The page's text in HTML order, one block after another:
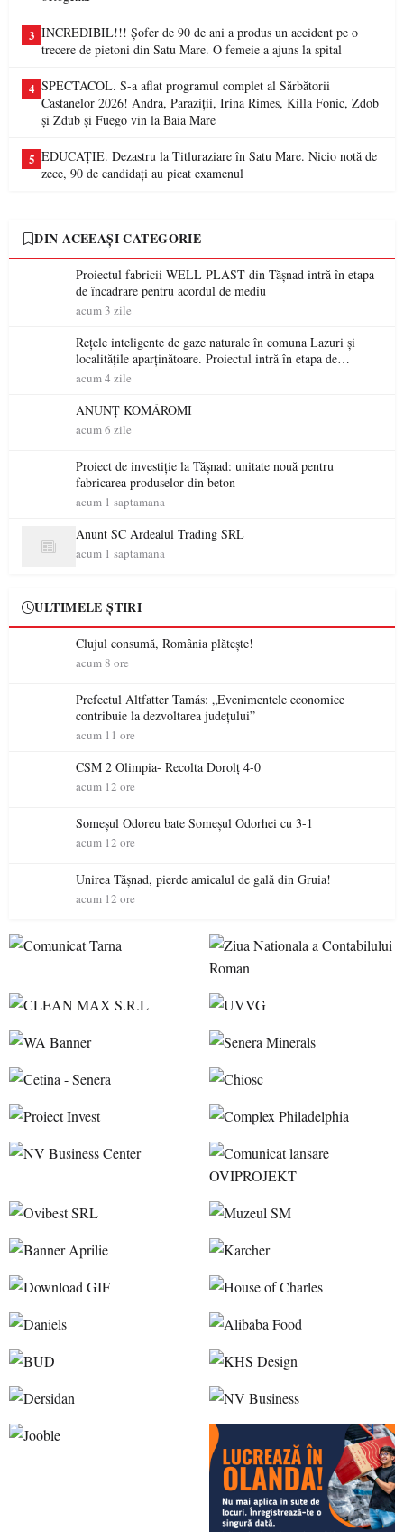
3 INCREDIBIL!!! Șofer de 90 de ani a produs un accident pe o
trecere de pietoni din Satu Mare. O femeie a ajuns la spital
4 SPECTACOL. S-a aflat programul complet al Sărbătorii
Castanelor 2026! Andra, Paraziții, Irina Rimes, Killa Fonic, Zdob
și Zdub și Fuego vin la Baia Mare
5 EDUCAȚIE. Dezastru la Titluraziare în Satu Mare. Nicio notă de
zece, 90 de candidați au picat examenul
DIN ACEEAȘI CATEGORIE
Proiectul fabricii WELL PLAST din Tășnad intră în etapa
de încadrare pentru acordul de mediu
acum 3 zile
Rețele inteligente de gaze naturale în comuna Lazuri și
localitățile aparținătoare. Proiectul intră în etapa de
consultare publică
acum 4 zile
ANUNȚ KOMÁROMI
acum 6 zile
Proiect de investiție la Tășnad: unitate nouă pentru
fabricarea produselor din beton
acum 1 saptamana
Anunt SC Ardealul Trading SRL
acum 1 saptamana
ULTIMELE ȘTIRI
Clujul consumă, România plătește!
acum 8 ore
Prefectul Altfatter Tamás: „Evenimentele economice
contribuie la dezvoltarea județului”
acum 11 ore
CSM 2 Olimpia- Recolta Dorolț 4-0
acum 12 ore
Someșul Odoreu bate Someșul Odorhei cu 3-1
acum 12 ore
Unirea Tășnad, pierde amicalul de gală din Gruia!
acum 12 ore